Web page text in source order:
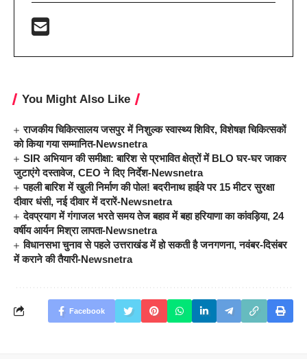
You Might Also Like
राजकीय चिकित्सालय जसपुर में निशुल्क स्वास्थ्य शिविर, विशेषज्ञ चिकित्सकों
को किया गया सम्मानित-Newsnetra
SIR अभियान की समीक्षा: बारिश से प्रभावित क्षेत्रों में BLO घर-घर जाकर
जुटाएंगे दस्तावेज, CEO ने दिए निर्देश-Newsnetra
पहली बारिश में खुली निर्माण की पोल! बदरीनाथ हाईवे पर 15 मीटर सुरक्षा
दीवार धंसी, नई दीवार में दरारें-Newsnetra
देवप्रयाग में गंगाजल भरते समय तेज बहाव में बहा हरियाणा का कांवड़िया, 24
वर्षीय आर्यन मिश्रा लापता-Newsnetra
विधानसभा चुनाव से पहले उत्तराखंड में हो सकती है जनगणना, नवंबर-दिसंबर
में कराने की तैयारी-Newsnetra
Facebook